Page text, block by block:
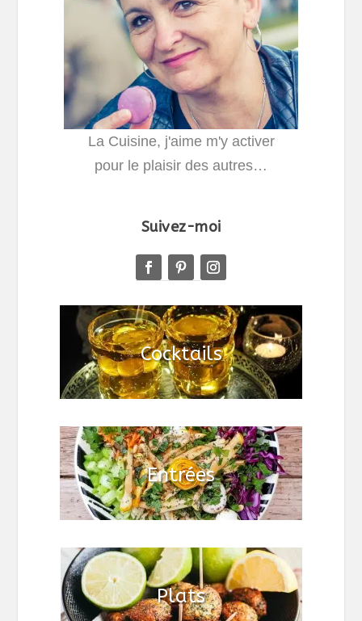
La Cuisine, j'aime m'y activer
pour le plaisir des autres…
Suivez-moi